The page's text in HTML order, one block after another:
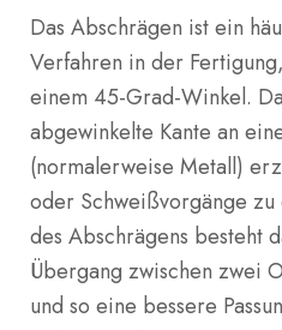
Das Abschrägen ist ein
Verfahren in der
einem 45-Grad-Winkel.
abgewinkelte Kante an
(normalerweise Metall)
oder Schweißvorgänge
des Abschrägens besteht
Übergang zwischen zwei
und so eine bessere